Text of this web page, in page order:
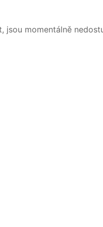
jsou momentálně